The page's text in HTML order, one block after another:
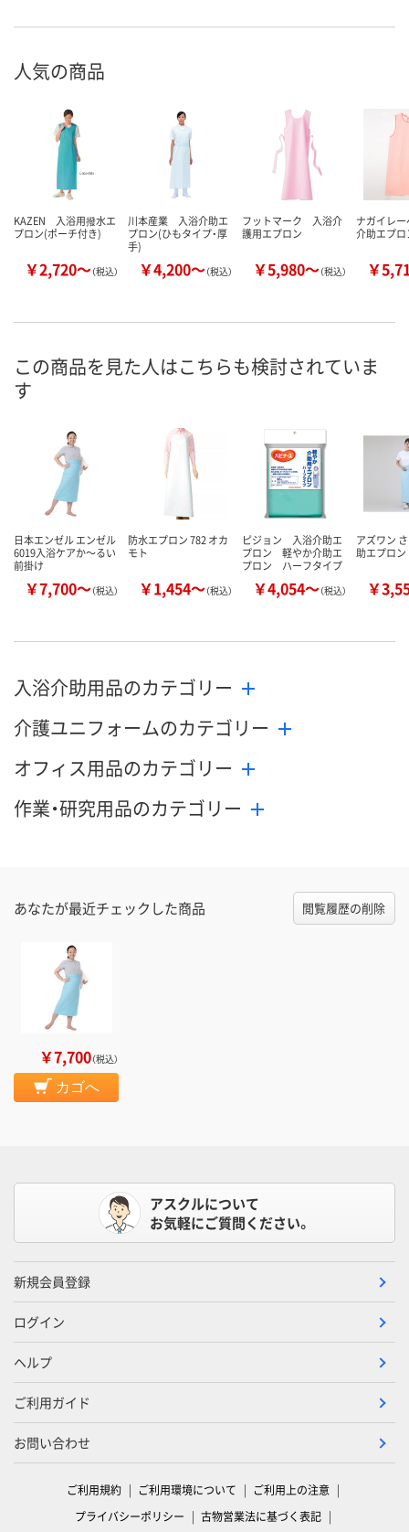
人気の商品
KAZEN 入浴用撥水エ
プロン(ポーチ付き)
￥2,720～（税込）
川本産業 入浴介助エ
プロン(ひもタイプ・厚
手)
￥4,200～（税込）
フットマーク 入浴介
護用エプロン
￥5,980～（税込）
ナガイレ
介助エプロ
￥
この商品を見た人はこちらも検討されていま
す
日本エンゼル エンゼル
6019入浴ケアか～るい
前掛け
￥7,700～（税込）
防水エプロン 782 オカ
モト
￥1,454～（税込）
ピジョン 入浴介助エ
プロン 軽やか介助エ
プロン ハーフタイプ
￥4,054～（税込）
アズワン
助エプロン
￥
入浴介助用品のカテゴリー
介護ユニフォームのカテゴリー
オフィス用品のカテゴリー
作業・研究用品のカテゴリー
あなたが最近チェックした商品 閲覧履歴の削除
￥7,700（税込）
カゴへ
アスクルについて
お気軽にご質問ください。
新規会員登録
ログイン
ヘルプ
ご利用ガイド
お問い合わせ
ご利用規約 ご利用環境について
ご利用上の注意
プライバシーポリシー
古物営業法に基づく表記